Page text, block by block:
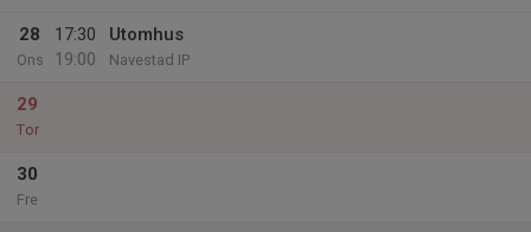
28
Ons
17:30
19:00
Utomhus
Navestad IP
29
Tor
30
Fre